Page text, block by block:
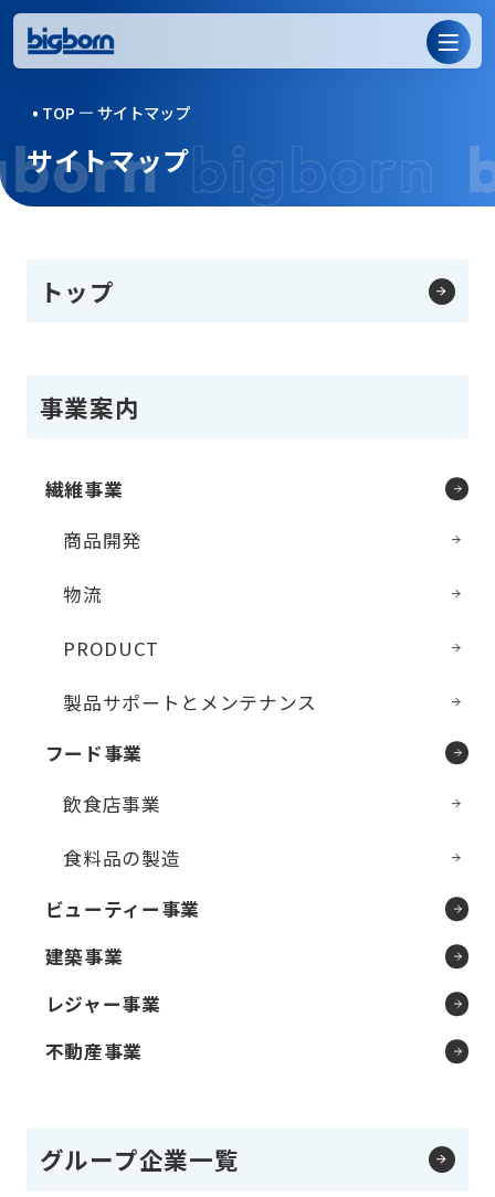
TOP サイトマップ
サイトマップ
トップ
事業案内
繊維事業
商品開発
物流
PRODUCT
製品サポートとメンテナンス
フード事業
飲食店事業
食料品の製造
ビューティー事業
建築事業
レジャー事業
不動産事業
グループ企業一覧